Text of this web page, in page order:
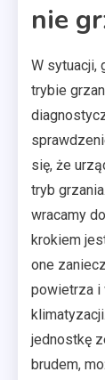
nie
W sytuacji,
trybie
się, że
tryb
wracamy
krokiem
one
powietrza i
jednostkę
brudem,